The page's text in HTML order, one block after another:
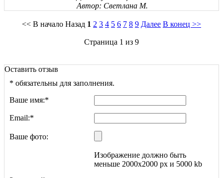
Автор: Светлана М.
<< В начало Назад 1 2 3 4 5 6 7 8 9 Далее В конец >>
Страница 1 из 9
Оставить отзыв
* обязательны для заполнения.
Ваше имя:*
Email:*
Ваше фото:
Изображение должно быть
меньше 2000x2000 px и 5000 kb